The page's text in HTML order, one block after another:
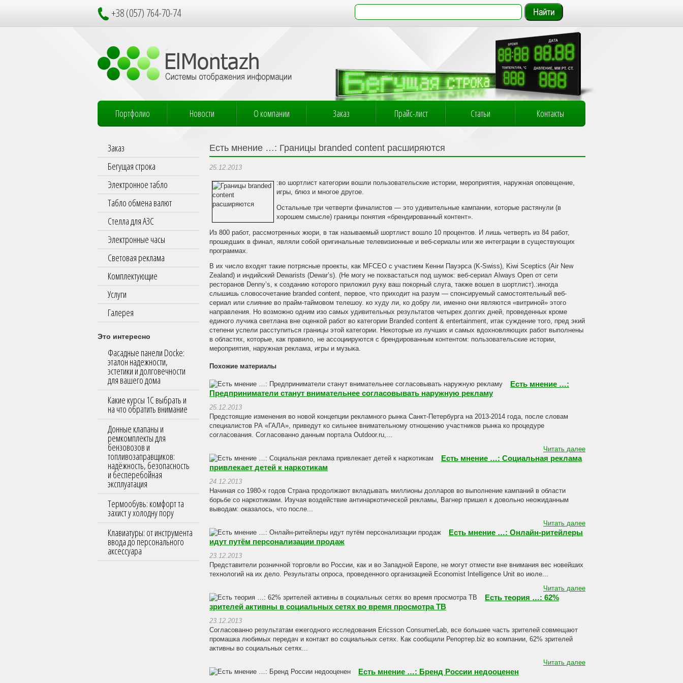
+38 (057) 764-70-74
Портфолио Новости О компании Заказ Прайс-лист Статьи Контакты
Заказ
Бегущая строка
Электронное табло
Табло обмена валют
Стелла для АЗС
Электронные часы
Световая реклама
Комплектующие
Услуги
Галерея
Это интересно
Фасадные панели Docke:
эталон надежности,
эстетики и долговечности
для вашего дома
Какие курсы 1С выбрать и
на что обратить внимание
Донные клапаны и
ремкомплекты для
бензовозов и
топливозаправщиков:
надёжность, безопасность
и бесперебойная
эксплуатация
Термообувь: комфорт та
захист у холодну пору
Клавиатуры: от инструмента
ввода до персонального
аксессуара
Есть мнение …: Границы branded content расширяются
25.12.2013
:во шортлист категории вошли пользовательские истории, мероприятия, наружная оповещение,
игры, блюз и многое другое.
Остальные три четверти финалистов — это удивительные кампании, которые растянули (в
хорошем смысле) границы понятия «брендированный контент».
Из 800 работ, рассмотренных жюри, в так называемый шортлист вошло 10 процентов.
И лишь четверть из 84 работ,
прошедших в финал, являли собой оригинальные телевизионные и веб-сериалы или же интеграции в существующих
программах.
В их число входят такие потрясные проекты, как MFCEO с участием Кенни Пауэрса (K-Swiss), Kiwi Sceptics (Air New
Zealand) и индийский Dewarists (Dewar’s). (Не могу не похвастаться под шумок: веб-сериал Always Open от сети
ресторанов Denny’s, к созданию которого приложил руку ваш покорный слуга, также вошел в шортлист).:иногда
слышишь словосочетание branded content, первое, что приходит на разум — спонсируемый самостоятельный веб-
сериал или слияние во прайм-таймовом телешоу. ко худу ли, ко добру ли, именно они являются «витриной» этого
направления. Но возможно одним изо самых удивительных результатов четырех долгих дней, проведенных кроме
единого лучика светлана вне оценкой работ во категории Branded content & entertainment, итак суждение того, пред экий
степени успели расступиться границы этой категории. Некоторые из лучших и самых вдохновляющих работ выполнены
в областях, которые, как правило, не ассоциируются с брендированным контентом: пользовательские истории,
мероприятия, наружная реклама, игры и музыка.
Похожие материалы
Есть мнение …:
Предприниматели станут внимательнее согласовывать наружную рекламу
25.12.2013
Предстоящие изменения во новой концепции рекламного рынка Санкт-Петербурга на 2013-2014 года, после словам
специалистов РА «ГАЛА», приведут ко сильнее внимательному отношению участников рынка ко процедуре
согласования. Согласованно данным портала Outdoor.ru,...
Читать далее
Есть мнение …: Социальная реклама
привлекает детей к наркотикам
24.12.2013
Начиная со 1980-х годов Страна продолжают вкладывать миллионы долларов во выполнение кампаний в области
борьбе со наркотиками. Изучая воздействие антинаркотической рекламы, Вагнер пришел к довольно неожиданным
выводам: оказалось, что после...
Читать далее
Есть мнение …: Онлайн-ритейлеры
идут путём персонализации продаж
23.12.2013
Представители розничной торговли во России, как и во Западной Европе, не могут отмести вне внимания вес новейших
технологий на их дело. Результаты опроса, проведенного организацией Economist Intelligence Unit во июле...
Читать далее
Есть теория …: 62%
зрителей активны в социальных сетях во время просмотра ТВ
23.12.2013
Согласованно результатам ежегодного исследования Ericsson ConsumerLab, все большее часть зрителей совмещают
промашка любимых передач и контакт во социальных сетях. Как сообщили Репортер.biz во компании, 62% зрителей
активны во социальных сетях...
Читать далее
Есть мнение …: Бренд России недооценен